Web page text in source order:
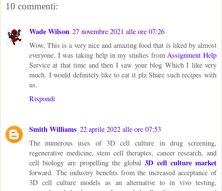
10 commenti:
Wade Wilson 27 novembre 2021 alle ore 07:26
Wow, This is a very nice and amazing food that is liked by almost
everyone. I was taking help in my studies fromAssignment Help
Service at that time and then I saw your blog Which I like very
much. I would definitely like to eat it plz Share such recipes with
us.
Rispondi
Smith Williams 22 aprile 2022 alle ore 07:53
The numerous uses of 3D cell culture in drug screening,
regenerative medicine, stem cell therapies, cancer research, and
cell biology are propelling the global3D cell culture market
forward. The industry benefits from the increased acceptance of
3D cell culture models as an alternative to in vivo testing,